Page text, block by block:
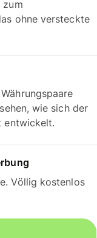
zum
ohne versteckte
wie sich der
entwickelt.
Völlig kostenlos